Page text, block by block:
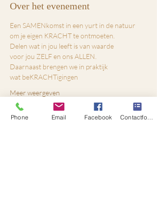
Over het evenement
Een SAMENkomst in een yurt in de natuur
om je eigen KRACHT te ontmoeten.
Delen wat in jou leeft is van waarde
voor jou ZELF en ons ALLEN.
Daarnaast brengen we in praktijk
wat beKRACHTigingen
Meer weergeven
Tickets
Phone Email Facebook Contactformulier